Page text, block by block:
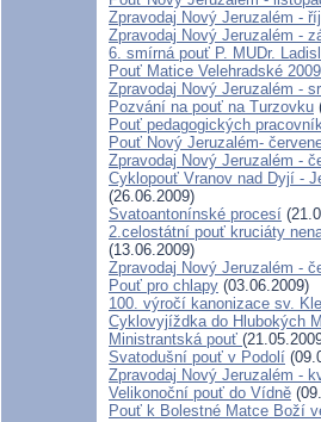
Zpravodaj Nový Jeruzalém -
Zpravodaj Nový Jeruzalém -
6. smírná pouť P. MUDr.
Pouť Matice Velehradské 2009
Zpravodaj Nový Jeruzalém -
Pozvání na pouť na Turzovku
Pouť pedagogických
Pouť Nový Jeruzalém-
Zpravodaj Nový Jeruzalém -
Cyklopouť Vranov nad Dyjí -
(26.06.2009)
Svatoantonínské procesí
2.celostátní pouť kruciáty
(13.06.2009)
Zpravodaj Nový Jeruzalém -
Pouť pro chlapy (03.06.2009)
100. výročí kanonizace sv.
Cyklovyjíždka do Hlubokých
Ministrantská pouť
Svatodušní pouť v Podolí
Zpravodaj Nový Jeruzalém -
Velikonoční pouť do Vídně
Pouť k Bolestné Matce Boží